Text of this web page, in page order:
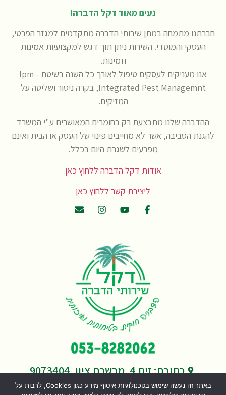
נעים מאוד דקל הדברה!
חברתנו מתמחה במתן שירותי הדברה מתקדמים למגזר הפרטי,
העסקי והמוסדי. השירות ניתן תוך דגש למקצועיות אמינות
וזמינות.
אנו מעניקים לעסקים טיפול לאורך כל השנה בשיטת Ipm -
Integrated Pest Managemnt, בקרה ניטור ושליטה על
המזיקים.
ההדברה שלנו מתבצעת רק בחומרים המאושרים ע"י המשרד
להגנת הסביבה, אשר לא מחייבים פינוי של העסק או הבית ואינם
מפרעים לשגרת היום בכלל.
אודות דקל הדברה ללחוץ כאן
ליצירת קשר ללחוץ כאן
כתובת: זית 4, מבשרת ציון, 9073404
מייל: office@greendekel.co.il
באתר זה נעשה שימוש בטכנולוגיות איסוף מידע כגון Cookies, לרבות על